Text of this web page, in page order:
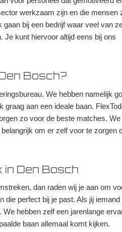
werkzaam zijn en die mensen
bij een bedrijf waar veel van
Je kunt hiervoor altijd eens bij ons
Bosch?
We hebben namelijk
aan een ideale baan.
zo voor de beste matches. We
om er zelf voor te zorgen
Den Bosch
dan raden wij je aan om
die perfect bij je past. Als jij iemand
hebben zelf een jarenlange
baan allemaal komt kijken.